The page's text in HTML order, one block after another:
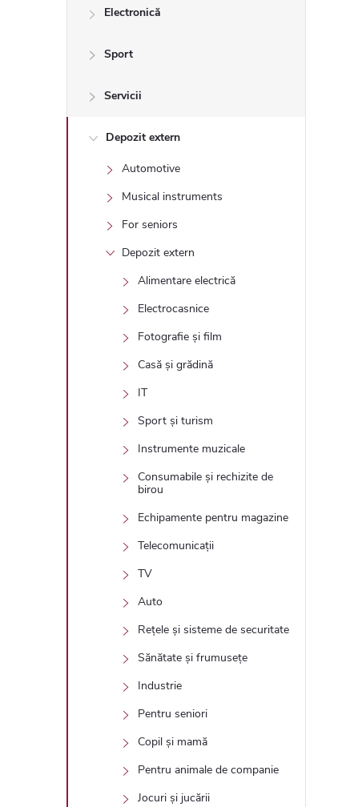
a
Electronică
Sport
Servicii
Depozit extern
Automotive
Musical instruments
For seniors
Depozit extern
Alimentare electrică
Electrocasnice
Fotografie și film
Casă și grădină
IT
Sport și turism
Instrumente muzicale
Consumabile și rechizite de
birou
Echipamente pentru magazine
Telecomunicații
TV
Auto
Rețele și sisteme de securitate
Sănătate și frumusețe
Industrie
Pentru seniori
Copil și mamă
Pentru animale de companie
Jocuri și jucării